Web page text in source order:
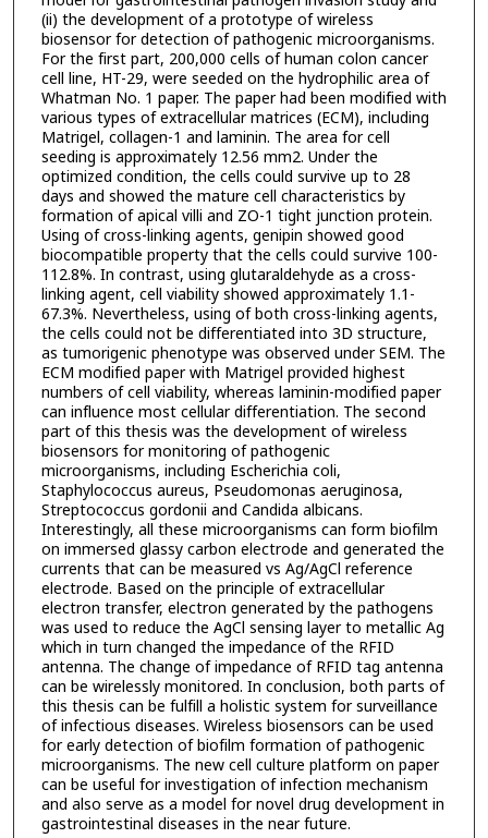
(ii) the development of a prototype of wireless
biosensor for detection of pathogenic microorganisms.
For the first part, 200,000 cells of human colon cancer
cell line, HT-29, were seeded on the hydrophilic area of
Whatman No. 1 paper. The paper had been modified with
various types of extracellular matrices (ECM), including
Matrigel, collagen-1 and laminin. The area for cell
seeding is approximately 12.56 mm2. Under the
optimized condition, the cells could survive up to 28
days and showed the mature cell characteristics by
formation of apical villi and ZO-1 tight junction protein.
Using of cross-linking agents, genipin showed good
biocompatible property that the cells could survive 100-
112.8%. In contrast, using glutaraldehyde as a cross-
linking agent, cell viability showed approximately 1.1-
67.3%. Nevertheless, using of both cross-linking agents,
the cells could not be differentiated into 3D structure,
as tumorigenic phenotype was observed under SEM. The
ECM modified paper with Matrigel provided highest
numbers of cell viability, whereas laminin-modified paper
can influence most cellular differentiation. The second
part of this thesis was the development of wireless
biosensors for monitoring of pathogenic
microorganisms, including Escherichia coli,
Staphylococcus aureus, Pseudomonas aeruginosa,
Streptococcus gordonii and Candida albicans.
Interestingly, all these microorganisms can form biofilm
on immersed glassy carbon electrode and generated the
currents that can be measured vs Ag/AgCl reference
electrode. Based on the principle of extracellular
electron transfer, electron generated by the pathogens
was used to reduce the AgCl sensing layer to metallic Ag
which in turn changed the impedance of the RFID
antenna. The change of impedance of RFID tag antenna
can be wirelessly monitored. In conclusion, both parts of
this thesis can be fulfill a holistic system for surveillance
of infectious diseases. Wireless biosensors can be used
for early detection of biofilm formation of pathogenic
microorganisms. The new cell culture platform on paper
can be useful for investigation of infection mechanism
and also serve as a model for novel drug development in
gastrointestinal diseases in the near future.